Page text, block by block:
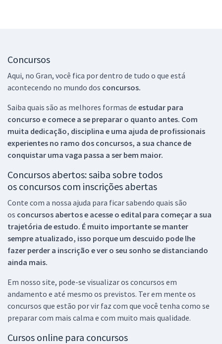
Concursos
Aqui, no Gran, você fica por dentro de tudo o que está
acontecendo no mundo dos concursos.
Saiba quais são as melhores formas de estudar para
concurso e comece a se preparar o quanto antes. Com
muita dedicação, disciplina e uma ajuda de profissionais
experientes no ramo dos concursos, a sua chance de
conquistar uma vaga passa a ser bem maior.
Concursos abertos: saiba sobre todos
os concursos com inscrições abertas
Conte com a nossa ajuda para ficar sabendo quais são
os concursos abertos e acesse o edital para começar a sua
trajetória de estudo. É muito importante se manter
sempre atualizado, isso porque um descuido pode lhe
fazer perder a inscrição e ver o seu sonho se distanciando
ainda mais.
Em nosso site, pode-se visualizar os concursos em
andamento e até mesmo os previstos. Ter em mente os
concursos que estão por vir faz com que você tenha como se
preparar com mais calma e com muito mais qualidade.
Cursos online para concursos